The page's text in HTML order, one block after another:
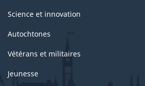
Science et innovation
Autochtones
Vétérans et militaires
Jeunesse